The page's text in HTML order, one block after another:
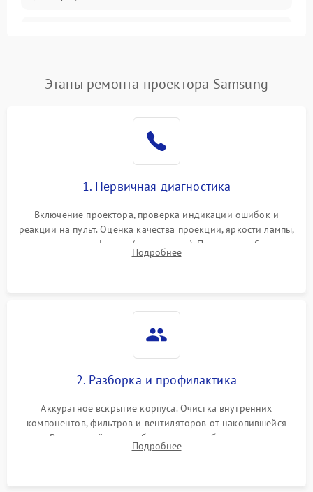
Нестабильная яркость или
контраст
4000 ₽ Подробнее →
Неравномерная подсветка
автоматическая коррекция
трапеции (Keystone)
Проблемы с
масштабированием
Подробнее →
Этапы ремонта проектора Samsung
1. Первичная диагностика
Включение проектора, проверка индикации ошибок и
реакции на пульт. Оценка качества проекции, яркости лампы,
наличия артефактов (точки, пятна). Проверка работы
системы охлаждения по уровню шума вентиляторов.
Подробнее
2. Разборка и профилактика
Аккуратное вскрытие корпуса. Очистка внутренних
компонентов, фильтров и вентиляторов от накопившейся
пыли. Визуальный осмотр блока питания, балласта лампы и
материнской платы на наличие прогаров или вздутых
Подробнее